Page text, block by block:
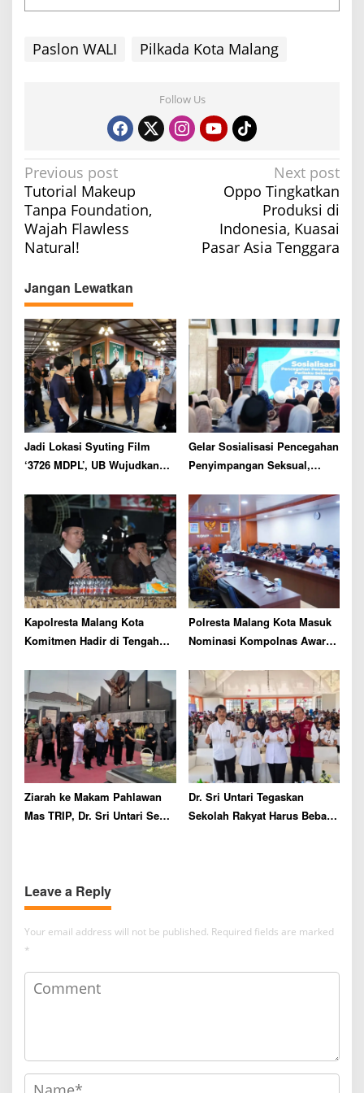
Paslon WALI Pilkada Kota Malang
Follow Us
P
o
s
t
a
v
i
g
a
t
i
o
n
Previous post
Tutorial Makeup
Tanpa Foundation,
Wajah Flawless
Natural!
Next post
Oppo Tingkatkan
Produksi di
Indonesia, Kuasai
Pasar Asia Tenggara
Jangan Lewatkan
Jadi Lokasi Syuting Film
‘3726 MDPL’, UB Wujudkan
Industri
Gelar Sosialisasi Pencegahan
Penyimpangan Seksual,
Satgas Perlindungan Anak
Kapolresta Malang Kota
Komitmen Hadir di Tengah
hingga Tingkat Pos Kamling
Polresta Malang Kota Masuk
Nominasi Kompolnas Awards
Ziarah ke Makam Pahlawan
Mas TRIP, Dr. Sri Untari Sebut
Dr. Sri Untari Tegaskan
Sekolah Rakyat Harus Bebas
Leave a Reply
Your email address will not be published. Required fields are marked
*